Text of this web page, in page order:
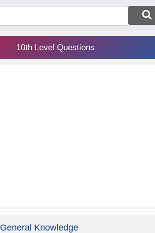
10th Level Questions
General Knowledge